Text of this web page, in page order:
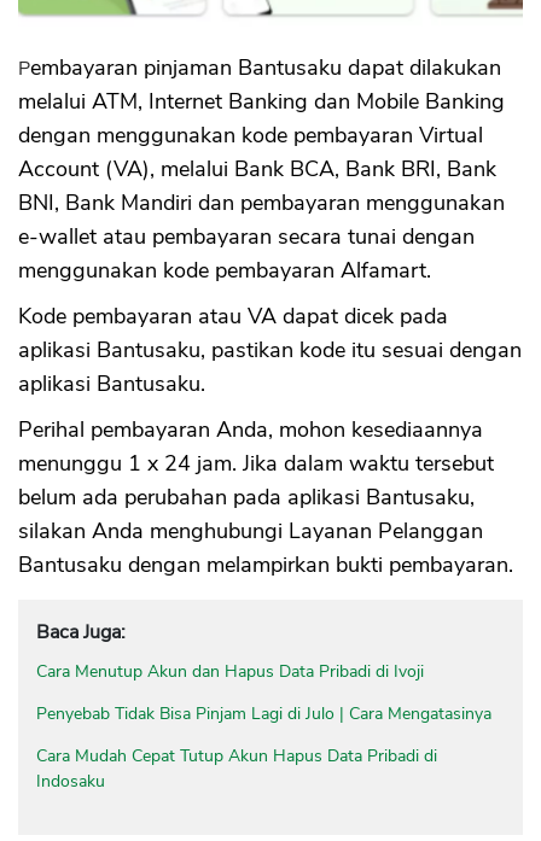
Pembayaran pinjaman Bantusaku dapat dilakukan
melalui ATM, Internet Banking dan Mobile Banking
dengan menggunakan kode pembayaran Virtual
Account (VA), melalui Bank BCA, Bank BRI, Bank
BNI, Bank Mandiri dan pembayaran menggunakan
e-wallet atau pembayaran secara tunai dengan
menggunakan kode pembayaran Alfamart.
Kode pembayaran atau VA dapat dicek pada
aplikasi Bantusaku, pastikan kode itu sesuai dengan
aplikasi Bantusaku.
Perihal pembayaran Anda, mohon kesediaannya
menunggu 1 x 24 jam. Jika dalam waktu tersebut
belum ada perubahan pada aplikasi Bantusaku,
silakan Anda menghubungi Layanan Pelanggan
Bantusaku dengan melampirkan bukti pembayaran.
Baca Juga:
Cara Menutup Akun dan Hapus Data Pribadi di Ivoji
Penyebab Tidak Bisa Pinjam Lagi di Julo | Cara Mengatasinya
Cara Mudah Cepat Tutup Akun Hapus Data Pribadi di
Indosaku